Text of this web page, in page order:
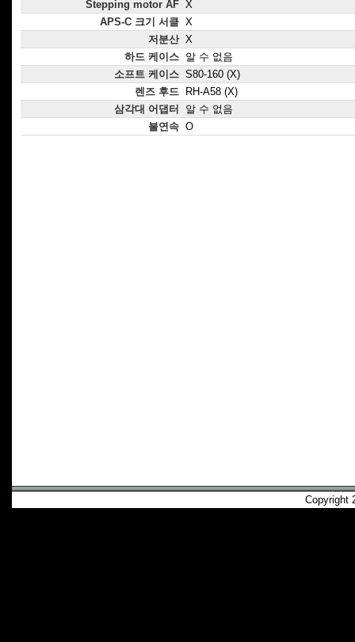
Stepping motor AF X
APS-C 크기 서클 X
저분산 X
하드 케이스 알 수 없음
소프트 케이스 S80-160 (X)
렌즈 후드
RH-A58 (X)
삼각대 어댑터
알 수 없음
불연속 O
Copyright